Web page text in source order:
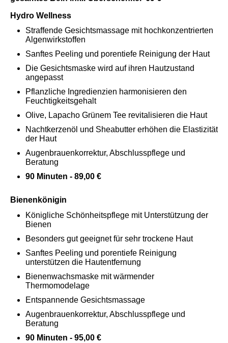
Hydro Wellness
Straffende Gesichtsmassage mit hochkonzentrierten
Algenwirkstoffen
Sanftes Peeling und porentiefe Reinigung der Haut
Die Gesichtsmaske wird auf ihren Hautzustand
angepasst
Pflanzliche Ingredienzien harmonisieren den
Feuchtigkeitsgehalt
Olive, Lapacho Grünem Tee revitalisieren die Haut
Nachtkerzenöl und Sheabutter erhöhen die Elastizität
der Haut
Augenbrauenkorrektur, Abschlusspflege und
Beratung
90 Minuten - 89,00 €
Bienenkönigin
Königliche Schönheitspflege mit Unterstützung der
Bienen
Besonders gut geeignet für sehr trockene Haut
Sanftes Peeling und porentiefe Reinigung
unterstützen die Hautentfernung
Bienenwachsmaske mit wärmender
Thermomodelage
Entspannende Gesichtsmassage
Augenbrauenkorrektur, Abschlusspflege und
Beratung
90 Minuten - 95,00 €